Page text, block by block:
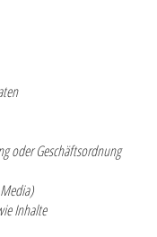
oder Geschäftsordnung
Inhalte